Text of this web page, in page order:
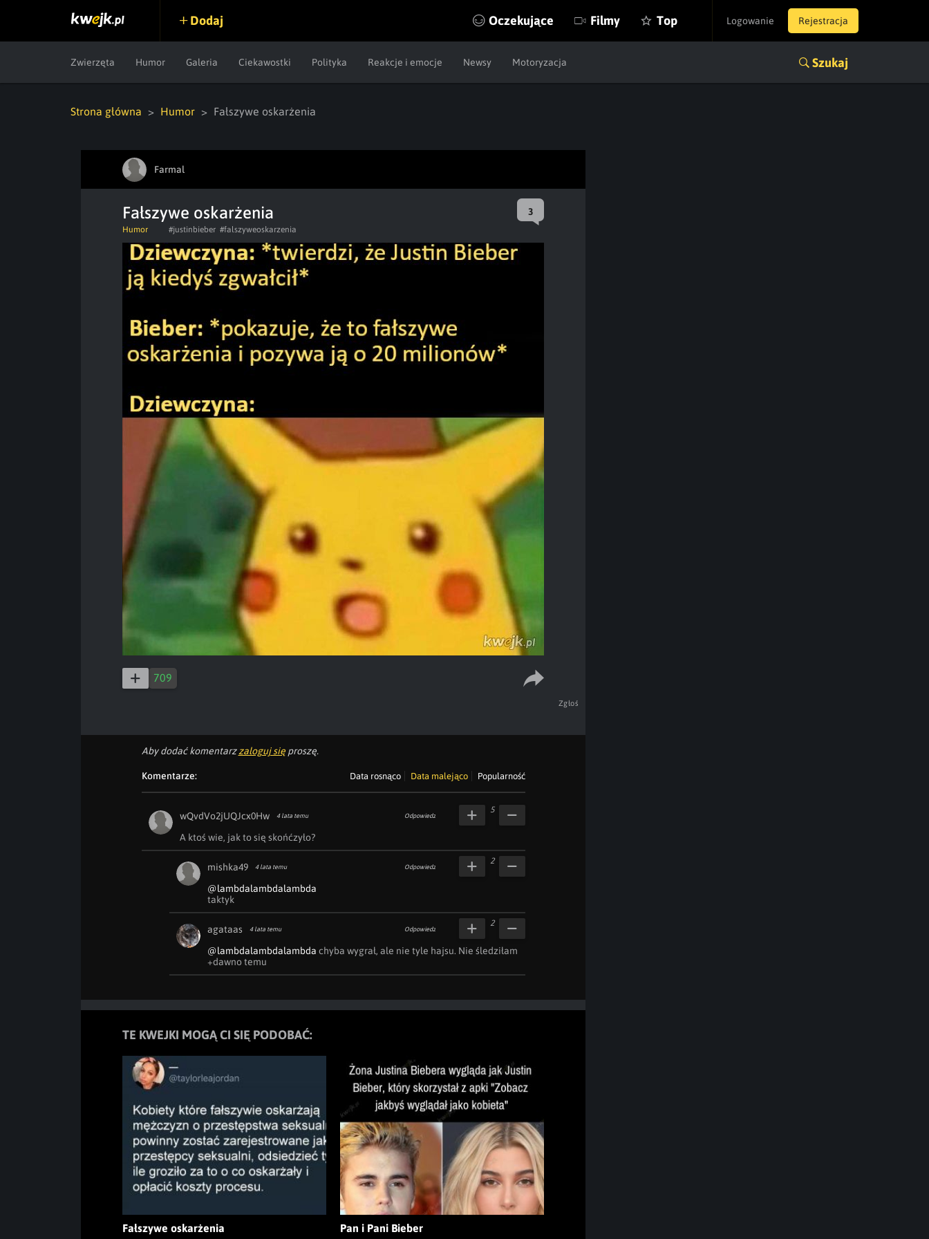
Logowanie Rejestracja
Dodaj Oczekujące Filmy Top
Zwierzęta Humor Galeria Ciekawostki Polityka Reakcje i emocje Newsy Motoryzacja Szukaj
Strona główna Humor Fałszywe oskarżenia
Farmal
Fałszywe oskarżenia 3
Humor #justinbieber #falszyweoskarzenia
709
Zgłoś
Aby dodać komentarzzaloguj sięproszę.
Komentarze: Data rosnąco Data malejąco Popularność
wQvdVo2jUQJcx0Hw 4 lata temu Odpowiedz
A ktoś wie, jak to się skońćzyło?
5
mishka49 4 lata temu Odpowiedz
@lambdalambdalambda
taktyk
2
agataas 4 lata temu Odpowiedz
@lambdalambdalambda chyba wygrał, ale nie tyle hajsu. Nie śledziłam
+dawno temu
2
TE KWEJKI MOGĄ CI SIĘ PODOBAĆ:
Fałszywe oskarżenia Pan i Pani Bieber